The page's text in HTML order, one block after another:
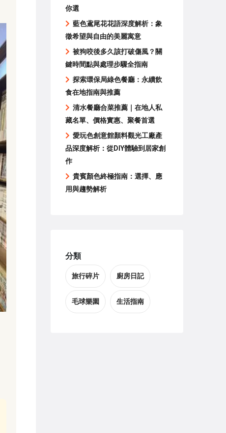
你選
藍色鳶尾花花語深度解析：象
徵希望與自由的美麗寓意
被狗咬後多久該打破傷風？關
鍵時間點與處理步驟全指南
探索環保局綠色餐廳：永續飲
食在地指南與推薦
清水餐廳合菜推薦｜在地人私
藏名單、價格實惠、聚餐首選
愛玩色創意館顏料觀光工廠產
品深度解析：從DIY體驗到居家創
作
貴賓顏色終極指南：選擇、應
用與趨勢解析
分類
旅行碎片 廚房日記
毛球樂園 生活指南